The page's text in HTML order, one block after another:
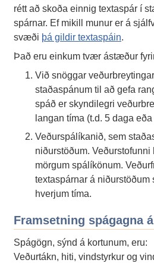
rétt að skoða einnig textaspár í
spárnar. Ef mikill munur er á
svæði þá gildir textaspáin
Það eru einkum tvær ástæður
Við snöggar
staðaspánum til að gefa
spáð er skyndilegri
langan tíma (t.d. 5 daga
Veðurspálíkanið, sem
niðurstöðum.
mörgum spálíkönum.
textaspárnar á
hverjum tíma.
Framsetning spágagna
Spágögn, sýnd á kortunum, eru:
Veðurtákn, hiti, vindstyrkur og